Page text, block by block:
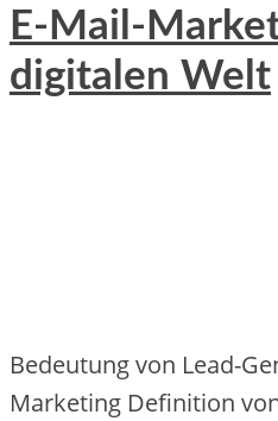
E-Mail-
digitalen Welt
Bedeutung von Lead-
Marketing Definition